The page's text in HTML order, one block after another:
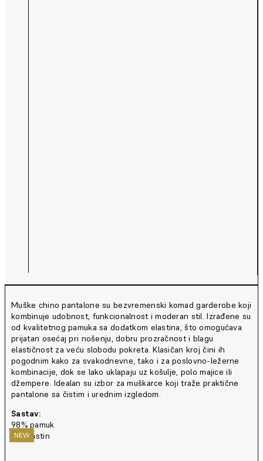
Muške chino pantalone su bezvremenski komad garderobe koji
kombinuje udobnost, funkcionalnost i moderan stil. Izrađene su
od kvalitetnog pamuka sa dodatkom elastina, što omogućava
prijatan osećaj pri nošenju, dobru prozračnost i blagu
elastičnost za veću slobodu pokreta. Klasičan kroj čini ih
pogodnim kako za svakodnevne, tako i za poslovno-ležerne
kombinacije, dok se lako uklapaju uz košulje, polo majice ili
džempere. Idealan su izbor za muškarce koji traže praktične
pantalone sa čistim i urednim izgledom.
Sastav:
98% pamuk
2% elastin
NEW
NEW
NEW
NEW
NEW
NEW
NEW
NEW
NEW